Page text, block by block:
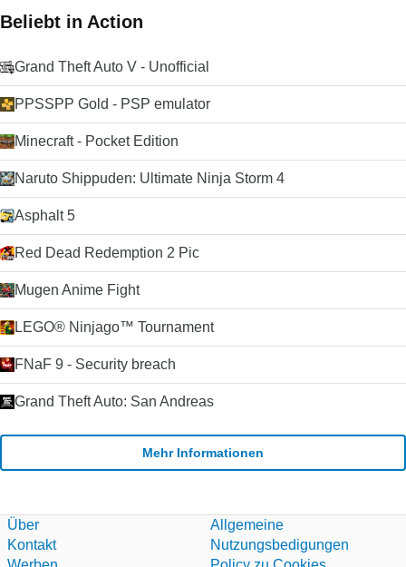
Beliebt in Action
Grand Theft Auto V - Unofficial
PPSSPP Gold - PSP emulator
Minecraft - Pocket Edition
Naruto Shippuden: Ultimate Ninja Storm 4
Asphalt 5
Red Dead Redemption 2 Pic
Mugen Anime Fight
LEGO® Ninjago™ Tournament
FNaF 9 - Security breach
Grand Theft Auto: San Andreas
Mehr Informationen
Über
Kontakt
Allgemeine
Nutzungsbedigungen